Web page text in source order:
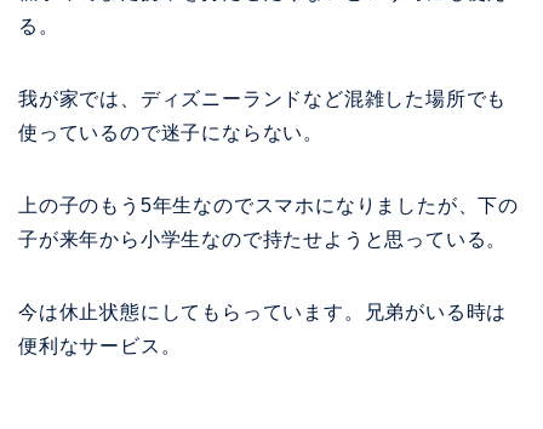
る。
我が家では、ディズニーランドなど混雑した場所でも
使っているので迷子にならない。
上の子のもう5年生なのでスマホになりましたが、下の
子が来年から小学生なので持たせようと思っている。
今は休止状態にしてもらっています。兄弟がいる時は
便利なサービス。